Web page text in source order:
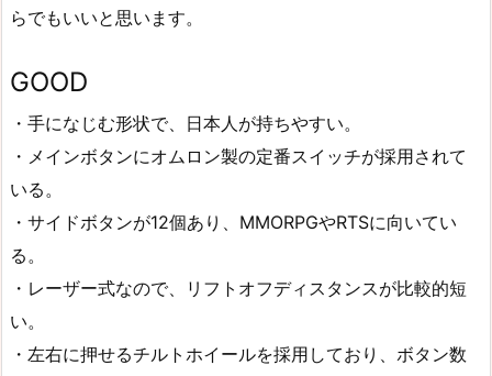
らでもいいと思います。
GOOD
・手になじむ形状で、日本人が持ちやすい。
・メインボタンにオムロン製の定番スイッチが採用されて
いる。
・サイドボタンが12個あり、MMORPGやRTSに向いてい
る。
・レーザー式なので、リフトオフディスタンスが比較的短
い。
・左右に押せるチルトホイールを採用しており、ボタン数